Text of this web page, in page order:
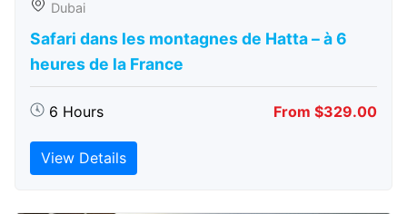
Dubai
Safari dans les montagnes de Hatta – à 6
heures de la France
6 Hours From $329.00
View Details